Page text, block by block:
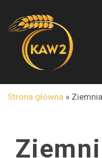
Strona główna »